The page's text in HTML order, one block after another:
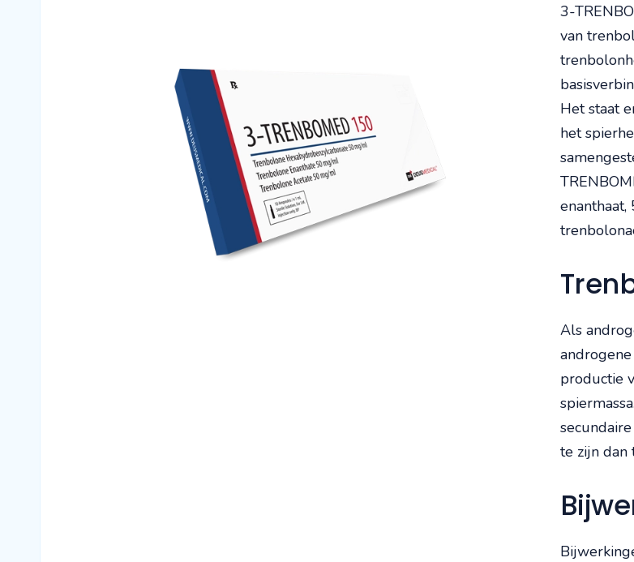
3-
van
Het staat
het
Als
productie
te zijn dan